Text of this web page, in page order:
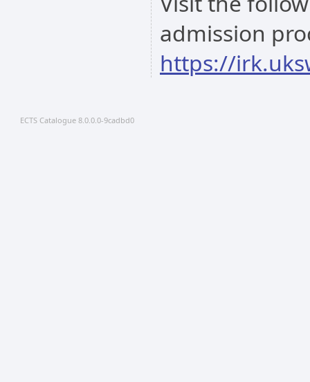
admission
https://
ECTS Catalogue 8.0.0.0-9cadbd0